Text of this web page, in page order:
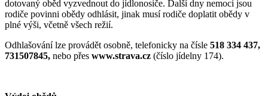
dotovaný oběd vyzvednout do jídlonosiče. Další dny nemoci jsou
rodiče povinni obědy odhlásit, jinak musí rodiče doplatit obědy v
plné výši, včetně všech režií.
Odhlašování lze provádět osobně, telefonicky na čísle 518 334 437,
731507845, nebo přes www.strava.cz (číslo jídelny 174).